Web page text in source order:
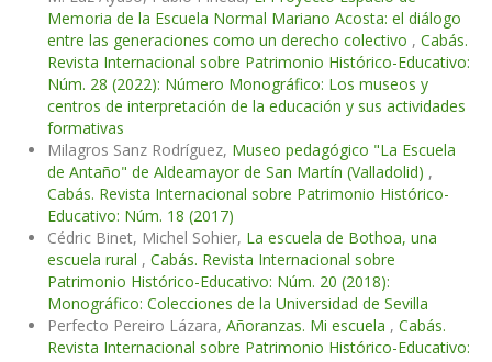
Memoria de la Escuela Normal Mariano Acosta: el diálogo
entre las generaciones como un derecho colectivo , Cabás.
Revista Internacional sobre Patrimonio Histórico-Educativo:
Núm. 28 (2022): Número Monográfico: Los museos y
centros de interpretación de la educación y sus actividades
formativas
Milagros Sanz Rodríguez, Museo pedagógico "La Escuela
de Antaño" de Aldeamayor de San Martín (Valladolid) ,
Cabás. Revista Internacional sobre Patrimonio Histórico-
Educativo: Núm. 18 (2017)
Cédric Binet, Michel Sohier, La escuela de Bothoa, una
escuela rural , Cabás. Revista Internacional sobre
Patrimonio Histórico-Educativo: Núm. 20 (2018):
Monográfico: Colecciones de la Universidad de Sevilla
Perfecto Pereiro Lázara, Añoranzas. Mi escuela , Cabás.
Revista Internacional sobre Patrimonio Histórico-Educativo: